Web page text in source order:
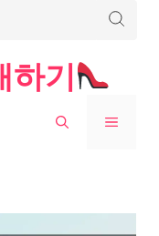
하기
MENU